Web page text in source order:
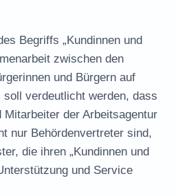
Begriffs „Kundinnen und
zwischen den
und Bürgern auf
soll verdeutlicht werden, dass
der Arbeitsagentur
nur Behördenvertreter sind,
die ihren „Kundinnen und
und Service